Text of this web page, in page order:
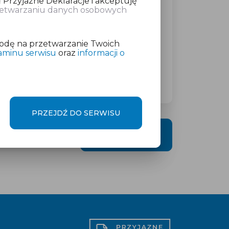
w wysokości
danych osobowych
na przetwarzanie Twoich
serwisu orazinformacji o
PRZEJDŹ DO SERWISU